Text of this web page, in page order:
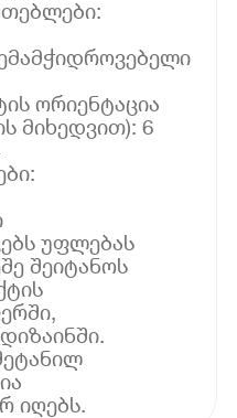
ორიენტაცია
მიხედვით): 6
უფლებას
შეიტანოს
იღებს.